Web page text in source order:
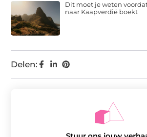
Delen:
Dit moet je weten
naar Kaapverdië boekt